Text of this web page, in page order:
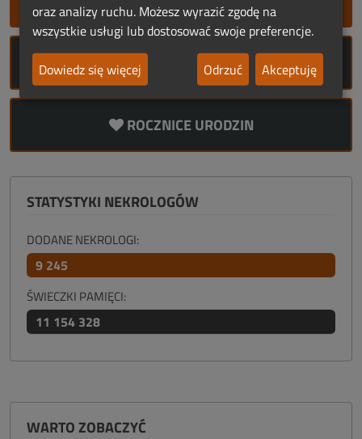
SZYBKIE DODANIE NEKROLOGU
ROCZNICE ŚMIERCI
ROCZNICE URODZIN
STATYSTYKI NEKROLOGÓW
DODANE NEKROLOGI:
9 245
ŚWIECZKI PAMIĘCI:
11 154 328
WARTO ZOBACZYĆ
oraz analizy ruchu. Możesz wyrazić zgodę na
wszystkie usługi lub dostosować swoje preferencje.
Dowiedz się więcej
Odrzuć Akceptuję